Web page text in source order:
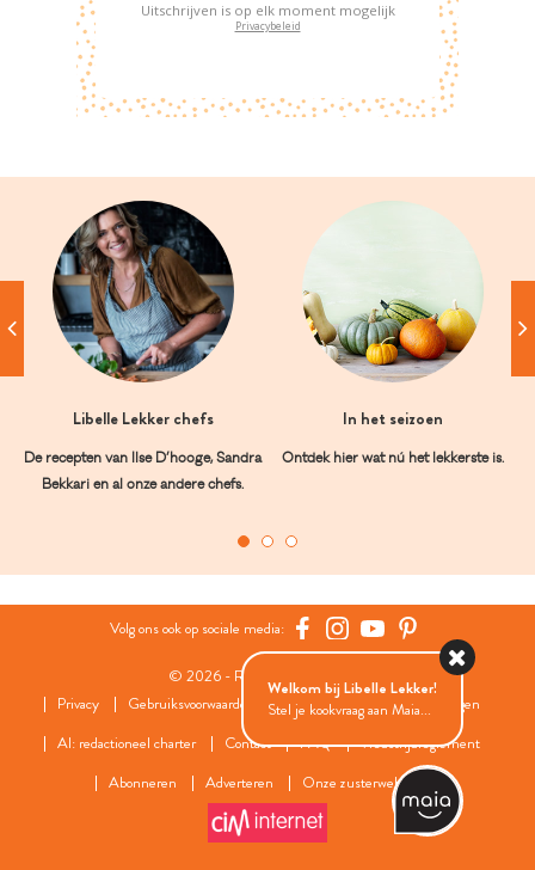
Uitschrijven is op elk moment mogelijk
Privacybeleid
Libelle Lekker chefs
De recepten van Ilse D’hooge, Sandra
Bekkari en al onze andere chefs.
In het seizoen
Ontdek hier wat nú het lekkerste is.
Volg ons ook op sociale media:
© 2026 - Roularta Media Group
Privacy
Gebruiksvoorwaarden Cookies
Cookies instellingen
AI: redactioneel charter
Contact FAQ
Wedstrijdreglement
Abonneren
Adverteren Onze zusterwebsites
Welkom bij Libelle Lekker!
Stel je kookvraag aan Maia...